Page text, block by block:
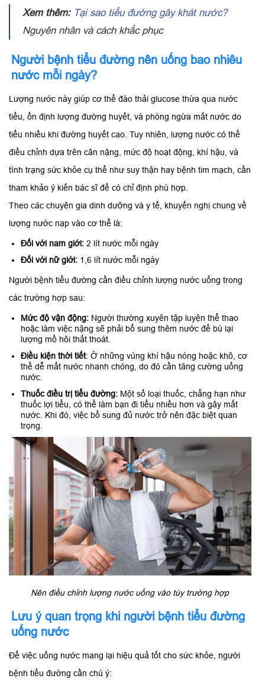
Xem thêm: Tại sao tiểu đường gây khát nước?
Nguyên nhân và cách khắc phục
Người bệnh tiểu đường nên uống bao nhiêu
nước mỗi ngày?
Lượng nước này giúp cơ thể đào thải glucose thừa qua nước
tiểu, ổn định lượng đường huyết, và phòng ngừa mất nước do
tiểu nhiều khi đường huyết cao. Tuy nhiên, lượng nước có thể
điều chỉnh dựa trên cân nặng, mức độ hoạt động, khí hậu, và
tình trạng sức khỏe cụ thể như suy thận hay bệnh tim mạch, cần
tham khảo ý kiến bác sĩ để có chỉ định phù hợp.
Theo các chuyên gia dinh dưỡng và y tế, khuyến nghị chung về
lượng nước nạp vào cơ thể là:
Đối với nam giới: 2 lít nước mỗi ngày
Đối với nữ giới: 1,6 lít nước mỗi ngày
Người bệnh tiểu đường cần điều chỉnh lượng nước uống trong
các trường hợp sau:
Mức độ vận động: Người thường xuyên tập luyện thể thao
hoặc làm việc nặng sẽ phải bổ sung thêm nước để bù lại
lượng mồ hôi thất thoát.
Điều kiện thời tiết: Ở những vùng khí hậu nóng hoặc khô, cơ
thể dễ mất nước nhanh chóng, do đó cần tăng cường uống
nước.
Thuốc điều trị tiểu đường: Một số loại thuốc, chẳng hạn như
thuốc lợi tiểu, có thể làm bạn đi tiểu nhiều hơn và gây mất
nước. Khi đó, việc bổ sung đủ nước trở nên đặc biệt quan
trọng.
Nên điều chỉnh lượng nước uống vào tùy trường hợp
Lưu ý quan trọng khi người bệnh tiểu đường
uống nước
Để việc uống nước mang lại hiệu quả tốt cho sức khỏe, người
bệnh tiểu đường cần chú ý: